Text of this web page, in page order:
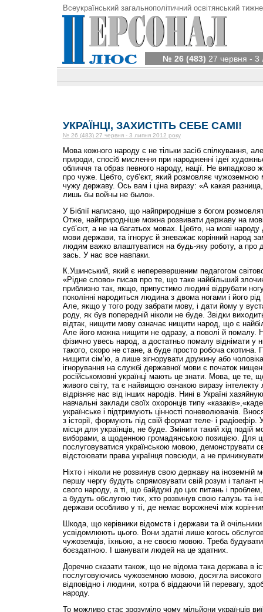
Всеукраїнський загальнополітичний освітянський
№ 26 (483) 27 червня - 3
УКРАЇНЦІ, ЗАХИСТІТЬ СЕБЕ САМІ!
№ 26 (483) 27 червня - 3 липня 2012 року
Мова кожного народу є не тільки засіб спілкування, але
природи, спосіб мислення при народженні ідеї
обличчя та образ певного народу, нації. Не
про чуже. Цебто, суб’єкт, який розмовляє чужоземною
чужу державу. Ось вам і ціна виразу: «А какая
лишь бы войны не было».
У Біблії написано, що найприродніше з богом
Отже, найприродніше можна розвивати державу на
суб’єкт, а не на багатьох мовах. Цебто, на мові
мови держави, та ігнорує й зневажає корінний народ
людям важко влаштуватися на будь-яку роботу, а про
зась. У нас все навпаки.
К.Ушинський, який є неперевершеним педагогом
«Рідне слово» писав про те, що таке найбільший
приблизно так, якщо, припустимо людині відрубати
поколінні народиться людина з двома ногами і його
Але, якщо у того роду забрати мову, і дати йому у
роду, як був попередній ніколи не буде. Звідки
відтак, нищити мову означає нищити народ, що є
Але його можна нищити не одразу, а поволі й помалу.
фізично увесь народ, а достатньо помалу віднімати у
такого, скоро не стане, а буде просто робоча скотина.
нищити сім’ю, а лише зігнорувати дружину або чоловіка
ігнорування на службі державної мови є початок
російськомовні українці мають це знати. Мова, це те,
живого світу, та є найвищою ознакою виразу
відрізняє нас від інших народів. Нині в Україні
навчальні заклади своїх охоронців типу
українське і підтримують цінності поневолювачів.
з історії, формують під свій формат теле- і радіоефір.
місця для українців, не буде. Змінити такий хід подій
виборами, а щоденною громадянською позицією. Для
послуговуватися українською мовою, демонструвати
відстоювати права українця повсюди, а не
Ніхто і ніколи не розвинув свою державу на іноземній
першу чергу будуть спрямовувати свій розум і талант
свого народу, а ті, що байдужі до цих питань і
а будуть обслугою тих, хто розвинув свою галузь та
держави особливо у ті, де немає ворожнечі між
Шкода, що керівники відомств і держави та й очільники
усвідомлюють цього. Вони здатні лише когось
чужоземців, їхньою, а не своєю мовою. Треба
боєздатною. І шанувати людей на це здатних.
Доречно сказати також, що не відома така держава в
послуговуючись чужоземною мовою, досягла високого
відповідно і людини, котра б віддаючи їй перевагу,
народу.
То можливо стає зрозуміло чому мільйони українців